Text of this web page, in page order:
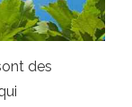
des